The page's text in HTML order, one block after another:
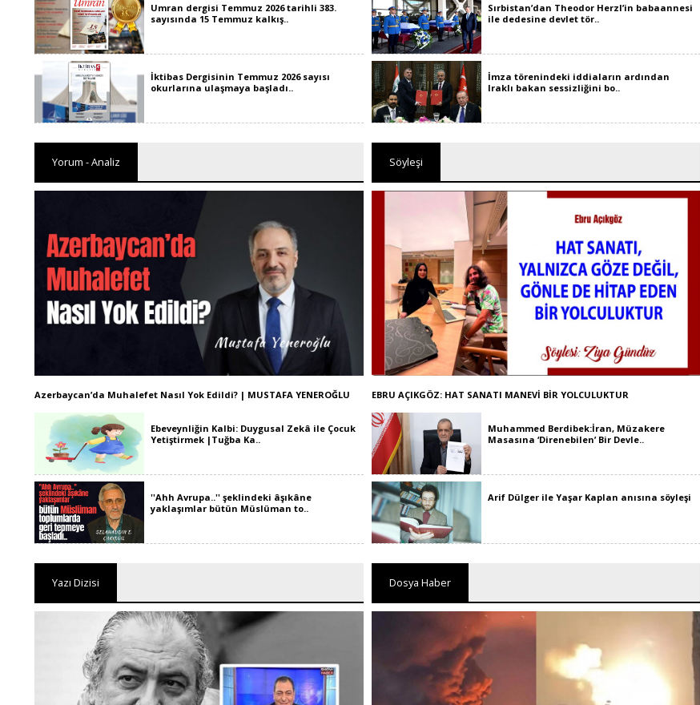
Umran dergisi Temmuz 2026 tarihli 383.
sayısında 15 Temmuz kalkış..
İktibas Dergisinin Temmuz 2026 sayısı
okurlarına ulaşmaya başladı..
Sırbistan’dan Theodor Herzl’in babaannesi
ile dedesine devlet tör..
İmza törenindeki iddiaların ardından
Iraklı bakan sessizliğini bo..
Yorum - Analiz
Azerbaycan’da Muhalefet Nasıl Yok Edildi? | MUSTAFA YENEROĞLU
Ebeveynliğin Kalbi: Duygusal Zekâ ile Çocuk
Yetiştirmek |Tuğba Ka..
''Ahh Avrupa..'' şeklindeki âşıkâne
yaklaşımlar bütün Müslüman to..
Söyleşi
EBRU AÇIKGÖZ: HAT SANATI MANEVİ BİR YOLCULUKTUR
Muhammed Berdibek:İran, Müzakere
Masasına ‘Direnebilen’ Bir Devle..
Arif Dülger ile Yaşar Kaplan anısına söyleşi
Yazı Dizisi Dosya Haber